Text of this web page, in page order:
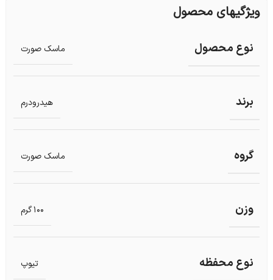
ویژگیهای محصول
نوع محصول ماسک صورت
برند هیدرودرم
گروه ماسک صورت
وزن 100 گرم
نوع محفظه تیوپ